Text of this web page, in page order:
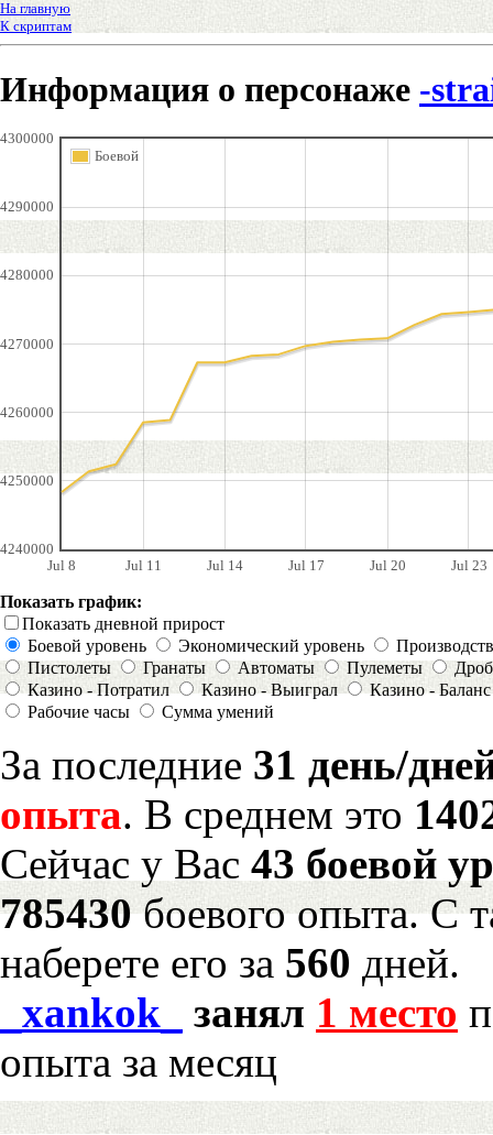
На главную
К скриптам
Информация о персонаже -
Jul 8 Jul 11 Jul 14 Jul 17 Jul 20 Jul 23
4240000
4250000
4260000
4270000
4280000
4290000
4300000
Боевой
Показать график:
Показать дневной прирост
Боевой уровень
Экономический уровень
Пистолеты
Гранаты Автоматы Пулеметы
Казино - Потратил
Казино - Выиграл
Казино - Баланс
Рабочие часы
Сумма умений
За последние 31 день/
опыта. В среднем это
Сейчас у Вас 43 боевой
785430боевого опыта. С
наберете его за 560 дней.
_xankok_
занял 1 место
опыта за месяц